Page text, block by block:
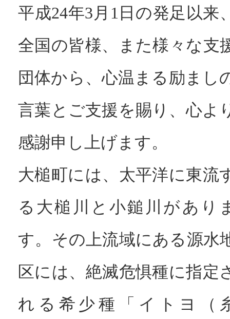
平成24年3月1日の発足以来
全国の皆様、また様々な支
団体から、心温まる励まし
言葉とご支援を賜り、心よ
感謝申し上げます。
大槌町には、太平洋に東流
る大槌川と小鎚川があり
す。その上流域にある源水
区には、絶滅危惧種に指定
れる希少種「イトヨ（